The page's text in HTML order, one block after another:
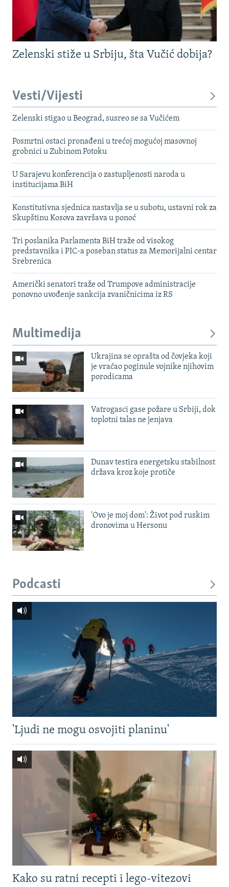
Zelenski stiže u Srbiju, šta Vučić dobija?
Vesti/Vijesti
Zelenski stigao u Beograd, susreo se sa Vučićem
Posmrtni ostaci pronađeni u trećoj mogućoj masovnoj
grobnici u Zubinom Potoku
U Sarajevu konferencija o zastupljenosti naroda u
institucijama BiH
Konstitutivna sjednica nastavlja se u subotu, ustavni rok za
Skupštinu Kosova završava u ponoć
Tri poslanika Parlamenta BiH traže od visokog
predstavnika i PIC-a poseban status za Memorijalni centar
Srebrenica
Američki senatori traže od Trumpove administracije
ponovno uvođenje sankcija zvaničnicima iz RS
Multimedija
Ukrajina se oprašta od čovjeka koji
je vraćao poginule vojnike njihovim
porodicama
Vatrogasci gase požare u Srbiji, dok
toplotni talas ne jenjava
Dunav testira energetsku stabilnost
država kroz koje protiče
'Ovo je moj dom': Život pod ruskim
dronovima u Hersonu
Podcasti
'Ljudi ne mogu osvojiti planinu'
Kako su ratni recepti i lego-vitezovi